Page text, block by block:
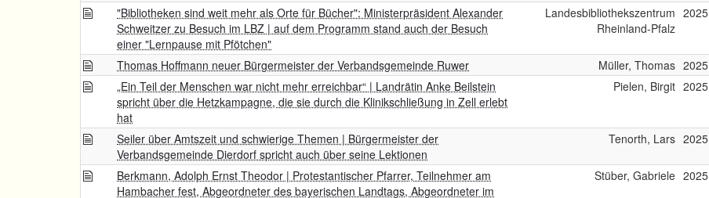
"Bibliotheken sind weit mehr als Orte für Bücher": Ministerpräsident Alexander
Schweitzer zu Besuch im LBZ | auf dem Programm stand auch der Besuch
einer "Lernpause mit Pfötchen"
Landesbibliothekszentrum
Rheinland-Pfalz
2025
Thomas Hoffmann neuer Bürgermeister der Verbandsgemeinde Ruwer Müller, Thomas 2025
„Ein Teil der Menschen war nicht mehr erreichbar“ | Landrätin Anke Beilstein
spricht über die Hetzkampagne, die sie durch die Klinikschließung in Zell erlebt
hat
Pielen, Birgit 2025
Seiler über Amtszeit und schwierige Themen | Bürgermeister der
Verbandsgemeinde Dierdorf spricht auch über seine Lektionen
Tenorth, Lars 2025
Berkmann, Adolph Ernst Theodor | Protestantischer Pfarrer, Teilnehmer am
Hambacher fest, Abgeordneter des bayerischen Landtags, Abgeordneter im
Stüber, Gabriele 2025